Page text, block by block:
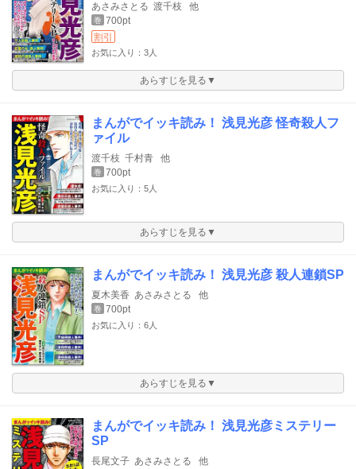
あさみさとる 渡千枝 他
巻 700pt
割引
お気に入り：3人
あらすじを見る▼
まんがでイッキ読み！ 浅見光彦 怪奇殺人フ
ァイル
渡千枝 千村青 他
巻 700pt
お気に入り：5人
あらすじを見る▼
まんがでイッキ読み！ 浅見光彦 殺人連鎖SP
夏木美香 あさみさとる 他
巻 700pt
お気に入り：6人
あらすじを見る▼
まんがでイッキ読み！ 浅見光彦ミステリー
SP
長尾文子 あさみさとる 他